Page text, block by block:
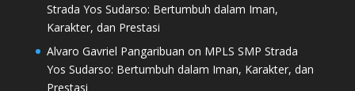
Strada Yos Sudarso: Bertumbuh dalam Iman,
Karakter, dan Prestasi
Alvaro Gavriel Pangaribuan on MPLS SMP Strada
Yos Sudarso: Bertumbuh dalam Iman, Karakter, dan
Prestasi